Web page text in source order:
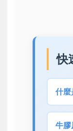
快
什麼
牛膠